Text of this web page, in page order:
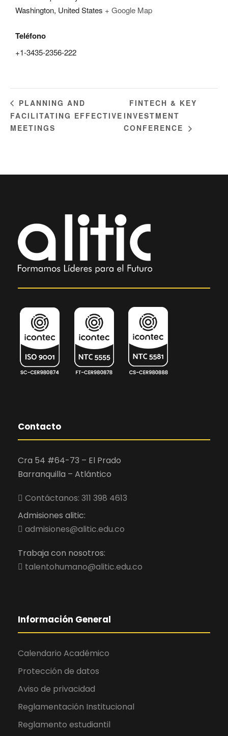
Washington, United States + Google Map
Teléfono
+1-3435-2356-222
PLANNING AND
FACILITATING EFFECTIVE
MEETINGS
FINTECH & KEY
INVESTMENT
CONFERENCE
Contacto
Cra 54 #64-73 – El Prado
Barranquilla – Atlántico
Contáctanos: 311 398 4613
Admisiones alitic:
admisiones@alitic.edu.co
Trabaja con nosotros:
talentohumano@alitic.edu.co
Información General
Calendario Académico
Protección de datos
Aviso de privacidad
Reglamentación Institucional
Reglamento estudiantil